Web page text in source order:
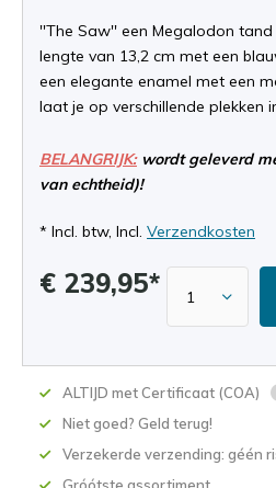
''The Saw'' een Megalodon
lengte van 13,2 cm met een
een elegante enamel met een
laat je op verschillende plekken
BELANGRIJK:wordt geleverd
van echtheid)!
* Incl. btw, Incl. Verzendkosten
€ 239,95*
ALTIJD met Certificaat (COA)
Niet goed? Geld terug!
Verzekerde verzending: géén